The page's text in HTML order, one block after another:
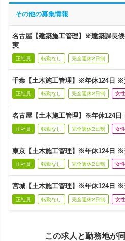
その他の募集情報
名古屋【建築施工管理】※建築課長
実
正社員 転勤なし 完全週休2日制
千葉【土木施工管理】※年休124日 ※
正社員 転勤なし 完全週休2日制 女
名古屋【土木施工管理】※年休124
正社員 転勤なし 完全週休2日制 女
東京【土木施工管理】※年休124日 ※
正社員 転勤なし 完全週休2日制 女
宮城【土木施工管理】※年休124日 ※
正社員 転勤なし 完全週休2日制 女
この求人と勤務地が